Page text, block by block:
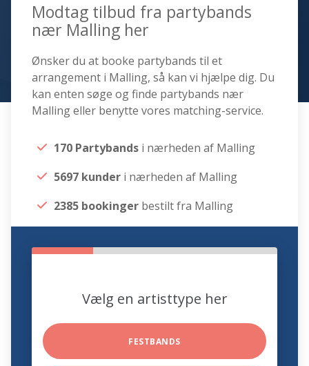
Modtag tilbud fra partybands
nær Malling her
Ønsker du at booke partybands til et
arrangement i Malling, så kan vi hjælpe dig. Du
kan enten søge og finde partybands nær
Malling eller benytte vores matching-service.
170 Partybands i nærheden af Malling
5697 kunder i nærheden af Malling
2385 bookinger bestilt fra Malling
Vælg en artisttype her
FESTBANDS